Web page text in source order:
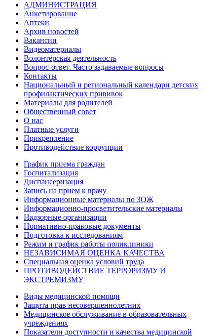
АДМИНИСТРАЦИЯ
Анкетирование
Аптеки
Архив новостей
Вакансии
Видеоматериалы
Волонтёрская деятельность
Вопрос-ответ. Часто задаваемые вопросы
Контакты
Национальный и региональный календари детских
профилактических прививок
Материалы для родителей
Общественный совет
О нас
Платные услуги
Прикрепление
Противодействие коррупции
График приема граждан
Госпитализация
Диспансеризация
Запись на прием к врачу
Информационные материалы по ЗОЖ
Информационно-просветительские материалы
Надзорные организации
Нормативно-правовые документы
Подготовка к исследованиям
Режим и график работы поликлиники
НЕЗАВИСИМАЯ ОЦЕНКА КАЧЕСТВА
Специальная оценка условий труда
ПРОТИВОДЕЙСТВИЕ ТЕРРОРИЗМУ И
ЭКСТРЕМИЗМУ
Виды медицинской помощи
Защита прав несовершеннолетних
Медицинское обслуживание в образовательных
учреждениях
Показатели доступности и качества медицинской